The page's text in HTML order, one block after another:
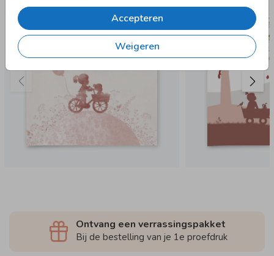
Accepteren
Weigeren
Ontvang een verrassingspakket
Bij de bestelling van je 1e proefdruk